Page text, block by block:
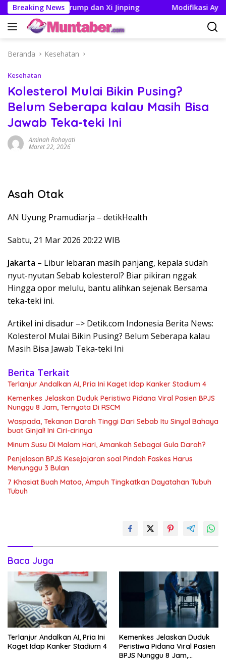
Langsung
ke
konten
Breaking NewsTrump dan Xi Jinping Modifikasi Ayla
Beranda Kesehatan
Kesehatan
Kolesterol Mulai Bikin Pusing?
Belum Seberapa kalau Masih Bisa
Jawab Teka-teki Ini
Aminah Rohayati
Maret 22, 2026
Asah Otak
AN Uyung Pramudiarja – detikHealth
Sabtu, 21 Mar 2026 20:22 WIB
Jakarta – Libur lebaran masih panjang, kepala sudah
nyut-nyutan Sebab kolesterol? Biar pikiran nggak
Hingga opor melulu, bantu alihkan sejenak Bersama
teka-teki ini.
Artikel ini disadur –> Detik.com Indonesia Berita News:
Kolesterol Mulai Bikin Pusing? Belum Seberapa kalau
Masih Bisa Jawab Teka-teki Ini
Berita Terkait
Terlanjur Andalkan AI, Pria Ini Kaget Idap Kanker Stadium 4
Kemenkes Jelaskan Duduk Peristiwa Pidana Viral Pasien BPJS
Nunggu 8 Jam, Ternyata Di RSCM
Waspada, Tekanan Darah Tinggi Dari Sebab Itu Sinyal Bahaya
buat Ginjal! Ini Ciri-cirinya
Minum Susu Di Malam Hari, Amankah Sebagai Gula Darah?
Penjelasan BPJS Kesejajaran soal Pindah Faskes Harus
Menunggu 3 Bulan
7 Khasiat Buah Matoa, Ampuh Tingkatkan Dayatahan Tubuh
Tubuh
Baca Juga
Terlanjur Andalkan AI, Pria Ini
Kaget Idap Kanker Stadium 4
Kemenkes Jelaskan Duduk
Peristiwa Pidana Viral Pasien
BPJS Nunggu 8 Jam,